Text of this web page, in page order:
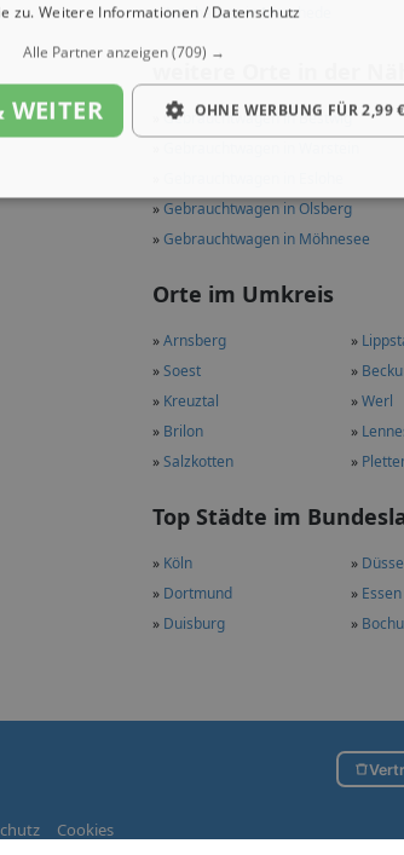
»Autohäuser in Meschede
Gebrauchtwagen in Bestwig
»Gebrauchtwagen in Olsberg
»Gebrauchtwagen in Möhnesee
Orte im Umkreis
»Arnsberg »
»Soest »
» Kreuztal »Werl
» Brilon »
»Salzkotten »
Top Städte im
» Köln »
» Dortmund » Essen
» Duisburg »
Cookies
zu. Weitere Informationen / Datenschutz
Alle Partner anzeigen(709) →
OHNE WERBUNG FÜR 2,99 €